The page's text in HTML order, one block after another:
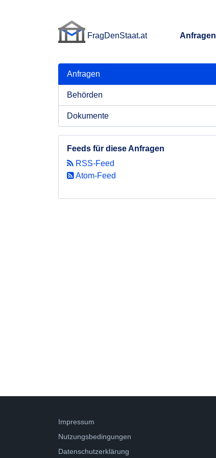
FragDenStaat.at
Anfragen
Anfragen
Behörden
Dokumente
Feeds für diese Anfragen
RSS-Feed
Atom-Feed
Impressum
Nutzungsbedingungen
Datenschutzerklärung